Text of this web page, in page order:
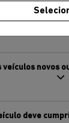
Como consigo o
veículos novos
deve